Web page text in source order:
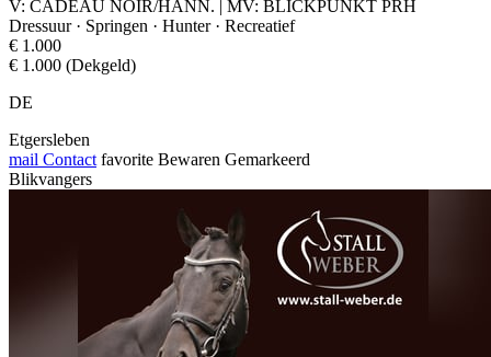
V: CADEAU NOIR/HANN. | MV: BLICKPUNKT PRH
Dressuur · Springen · Hunter · Recreatief
€ 1.000
€ 1.000 (Dekgeld)
DE
Etgersleben
mail Contact favorite Bewaren Gemarkeerd
Blikvangers